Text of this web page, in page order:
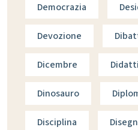
Democrazia
Devozione
Dicembre
Dinosauro
Disciplina